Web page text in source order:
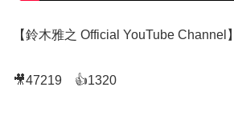
【鈴木雅之 Official YouTube Channel】
🎥47219 👍1320